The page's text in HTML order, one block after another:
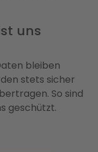
uns
bleiben
stets sicher
So sind
geschützt.